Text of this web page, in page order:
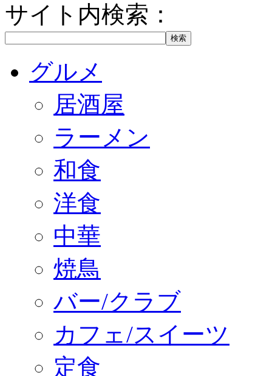
サイト内検索：
グルメ
居酒屋
ラーメン
和食
洋食
中華
焼鳥
バー/クラブ
カフェ/スイーツ
定食